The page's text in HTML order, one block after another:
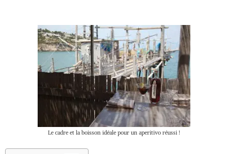
Le cadre et la boisson idéale pour un aperitivo réussi !